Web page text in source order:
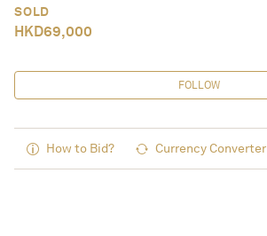
SOLD
HKD69,000
FOLLOW
How to Bid? Currency Converter